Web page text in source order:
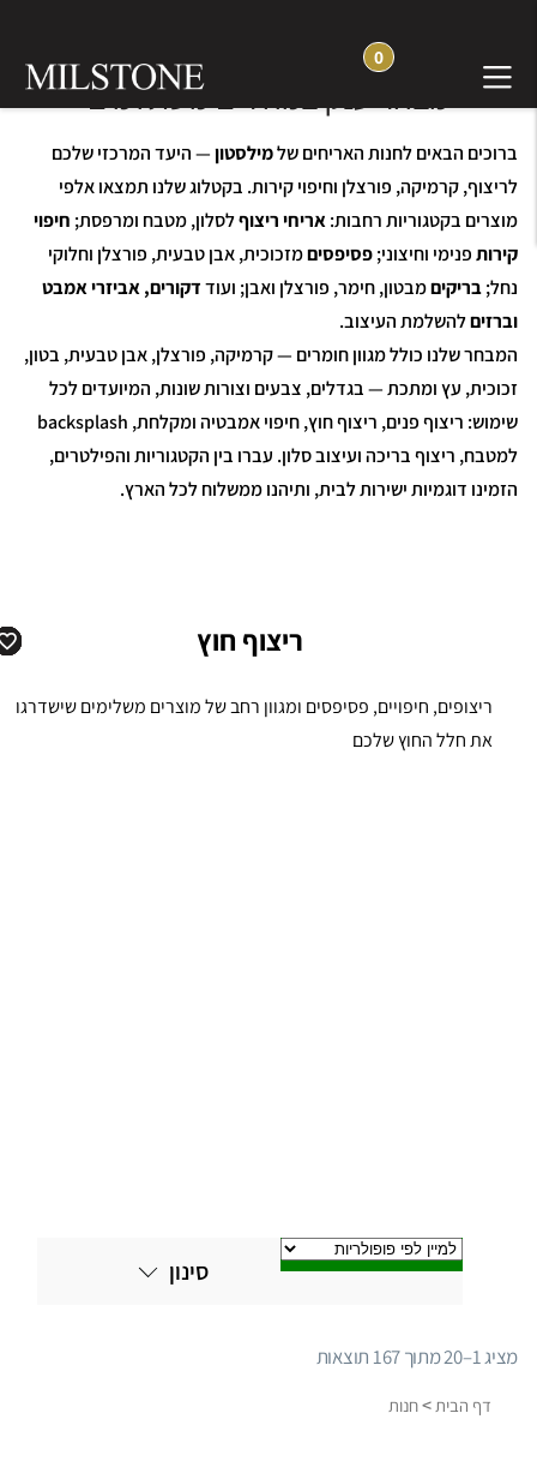
0
חנות אריחים, פסיפסים ואבן טבעית —
מבחר ענק במחירים משתלמים
ברוכים הבאים לחנות האריחים שלמילסטון— היעד המרכזי שלכם
לריצוף, קרמיקה, פורצלן וחיפוי קירות. בקטלוג שלנו תמצאו אלפי
מוצרים בקטגוריות רחבות:אריחי ריצוףלסלון, מטבח ומרפסת; חיפוי
קירותפנימי וחיצוני;פסיפסיםמזכוכית, אבן טבעית, פורצלן וחלוקי
נחל;בריקיםמבטון, חימר, פורצלן ואבן; ועודדקורים, אביזרי אמבט
וברזיםלהשלמת העיצוב.
המבחר שלנו כולל מגוון חומרים — קרמיקה, פורצלן, אבן טבעית, בטון,
זכוכית, עץ ומתכת — בגדלים, צבעים וצורות שונות, המיועדים לכל
שימוש: ריצוף פנים, ריצוף חוץ, חיפוי אמבטיה ומקלחת, backsplash
למטבח, ריצוף בריכה ועיצוב סלון. עברו בין הקטגוריות והפילטרים,
הזמינו דוגמיות ישירות לבית, ותיהנו ממשלוח לכל הארץ.
ריצוף חוץ
ריצופים, חיפויים, פסיפסים ומגוון רחב של מוצרים משלימים שישדרגו
את חלל החוץ שלכם
סינון
מציג 1–20 מתוך 167 תוצאות
דף הבית>חנות